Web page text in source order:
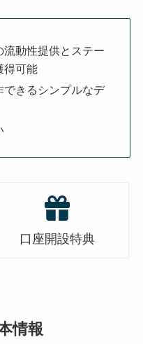
動性提供とステー
得可能
きるシンプルなデ
口座開設特典
情報